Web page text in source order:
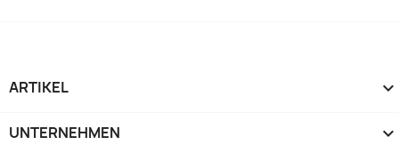
ARTIKEL 
UNTERNEHMEN 